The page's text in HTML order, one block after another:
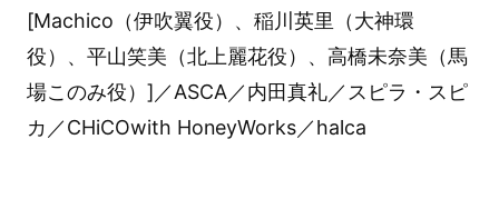
[Machico（伊吹翼役）、稲川英里（大神環
役）、平山笑美（北上麗花役）、高橋未奈美（馬
場このみ役）]／ASCA／内田真礼／スピラ・スピ
カ／CHiCOwith HoneyWorks／halca